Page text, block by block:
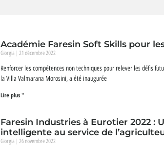
Académie Faresin Soft Skills pour
Giorgia 21 décembre 2022
Renforcer les compétences non techniques pour relever les défis
la Villa Valmarana Morosini, a été inaugurée
Lire plus "
Faresin Industries à Eurotier 2022 :
intelligente au service de
Giorgia 26 novembre 2022